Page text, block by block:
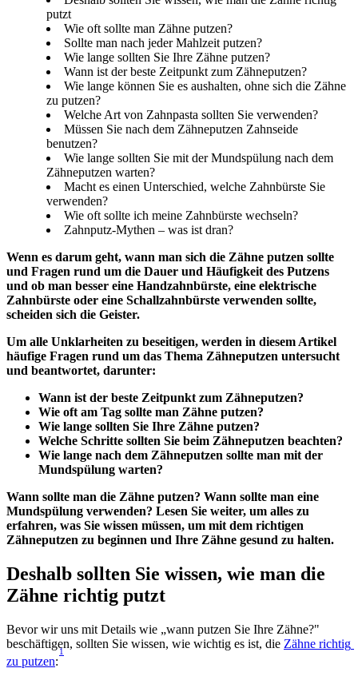
putzt
Wie oft sollte man Zähne putzen?
Sollte man nach jeder Mahlzeit putzen?
Wie lange sollten Sie Ihre Zähne putzen?
Wann ist der beste Zeitpunkt zum Zähneputzen?
Wie lange können Sie es aushalten, ohne sich die Zähne
zu putzen?
Welche Art von Zahnpasta sollten Sie verwenden?
Müssen Sie nach dem Zähneputzen Zahnseide
benutzen?
Wie lange sollten Sie mit der Mundspülung nach dem
Zähneputzen warten?
Macht es einen Unterschied, welche Zahnbürste Sie
verwenden?
Wie oft sollte ich meine Zahnbürste wechseln?
Zahnputz-Mythen – was ist dran?
Wenn es darum geht, wann man sich die Zähne putzen sollte
und Fragen rund um die Dauer und Häufigkeit des Putzens
und ob man besser eine Handzahnbürste, eine elektrische
Zahnbürste oder eine Schallzahnbürste verwenden sollte,
scheiden sich die Geister.
Um alle Unklarheiten zu beseitigen, werden in diesem Artikel
häufige Fragen rund um das Thema Zähneputzen untersucht
und beantwortet, darunter:
Wann ist der beste Zeitpunkt zum Zähneputzen?
Wie oft am Tag sollte man Zähne putzen?
Wie lange sollten Sie Ihre Zähne putzen?
Welche Schritte sollten Sie beim Zähneputzen beachten?
Wie lange nach dem Zähneputzen sollte man mit der
Mundspülung warten?
Wann sollte man die Zähne putzen? Wann sollte man eine
Mundspülung verwenden? Lesen Sie weiter, um alles zu
erfahren, was Sie wissen müssen, um mit dem richtigen
Zähneputzen zu beginnen und Ihre Zähne gesund zu halten.
Deshalb sollten Sie wissen, wie man die
Zähne richtig putzt
Bevor wir uns mit Details wie „wann putzen Sie Ihre Zähne?"
beschäftigen, sollten Sie wissen, wie wichtig es ist, die Zähne richtig
zu putzen:
1